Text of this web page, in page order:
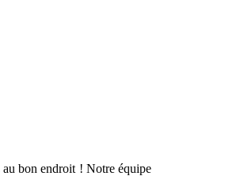
au bon endroit ! Notre équipe